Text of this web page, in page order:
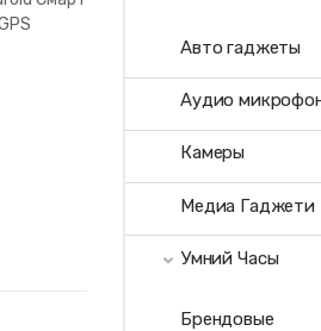
Авто гаджеты
Аудио
Камеры
Медиа Гаджети
Умний Часы
Брендовые